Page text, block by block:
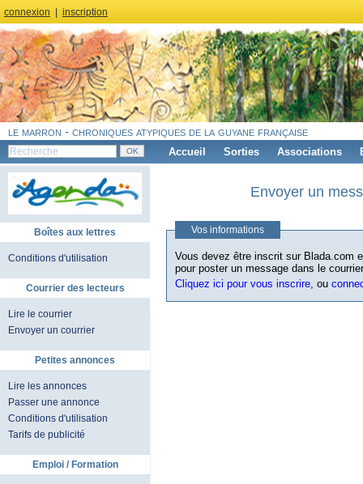
connexion inscription
le marron - chroniques atypiques de la guyane française
Accueil Sorties Associations
Boîtes aux lettres
Conditions d'utilisation
Courrier des lecteurs
Lire le courrier
Envoyer un courrier
Petites annonces
Lire les annonces
Passer une annonce
Conditions d'utilisation
Tarifs de publicité
Emploi / Formation
Envoyer un
Vos informations
Vous devez être inscrit sur Blada.com
pour poster un message dans le
Cliquez ici pour vous inscrire, ou